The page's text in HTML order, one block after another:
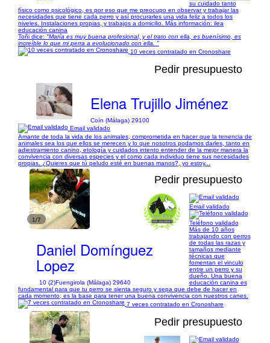
su cuidado tanto
físico como psicológico, es por eso que me preocupo en observar y trabajar las
necesidades que tiene cada perro y así procurarles una vida feliz a todos los
niveles. Instalaciones propias, y trabajos a domicilio. Más información: ilea
educación canina
Toñi dice: "María es muy buena profesional, y el trato con ella, es buenísimo, es
increíble lo que mi perra a evolucionado con ella. "
10 veces contratado en Cronoshare
Pedir presupuesto
Elena Trujillo Jiménez
Coín (Málaga) 29100
Email validado
Amante de toda la vida de los animales, comprometida en hacer que la tenencia de
animales sea los que ellos se merecen y lo que nosotros podamos darles, tanto en
adiestramiento canino, etología y cuidados intento entender de la mejor manera la
convivencia con diversas especies y el como cada individuo tiene sus necesidades
propias. ¿Quieres que tú peludo esté en buenas manos?, yo estoy...
1/7
Pedir presupuesto
Daniel Domínguez
Lopez
10 (2)Fuengirola (Málaga) 29640
Email validado
Teléfono validado
Más de 10 años
trabajando con perros
de todas las razas y
tamaños mediante
técnicas que
fomentan el vinculo
entre un perro y su
dueño. Una buena
educación canina es
fundamental para que tu perro se sienta seguro y sepa que debe de hacer en
cada momento, es la base para tener una buena convivencia con nuestros canes.
7 veces contratado en Cronoshare
Pedir presupuesto